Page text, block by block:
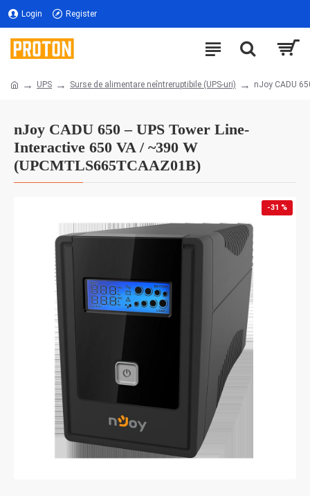
Login Register
UPS Surse de alimentare neîntreruptibile (UPS-uri) nJoy CADU
nJoy CADU 650 – UPS Tower Line-
Interactive 650 VA / ~390 W
(UPCMTLS665TCAAZ01B)
-31 %